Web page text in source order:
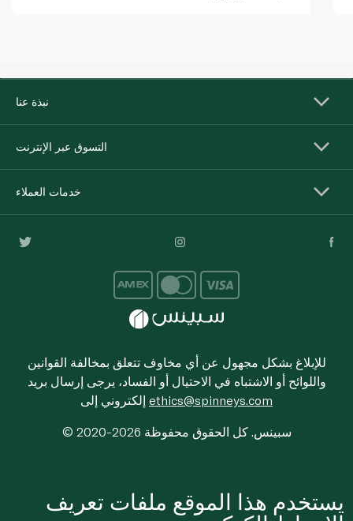
نبذة عنا
التسوق عبر الإنترنت
خدمات العملاء
للإبلاغ بشكل مجهول عن أي مخاوف تتعلق بمخالفة القوانين
واللوائح أو الاشتباه في الاحتيال أو الفساد، يرجى إرسال بريد
ethics@spinneys.com
© 2020-2026 سبينس. كل الحقوق محفوظة
يستخدم هذا الموقع ملفات تعريف